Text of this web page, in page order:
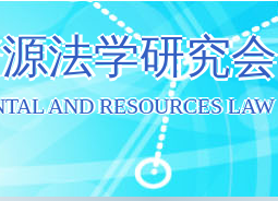
法学研究会
AND RESOURCES LAW